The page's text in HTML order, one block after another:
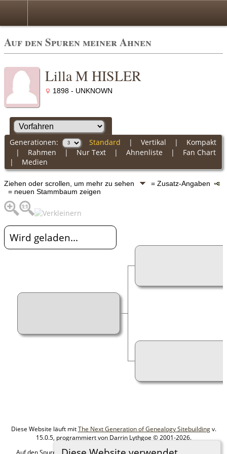
Auf den Spuren meiner Ahnen
Lilla M HISLER
1898 - UNKNOWN
Generationen: Standard | Vertikal | Kompakt
| Rahmen | Nur Text| Ahnenliste | Fan Chart
| Medien
Ziehen oder scrollen, um mehr zu sehen
= Zusatz-Angaben
= neuen Stammbaum zeigen
Wird geladen...
Diese Website läuft mitThe Next Generation of Genealogy Sitebuildingv.
15.0.5, programmiert von Darrin Lythgoe © 2001-2026.
Auf den Spuren meiner Ahnen - erstellt und betreut vonMIchael Klein